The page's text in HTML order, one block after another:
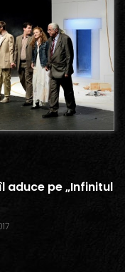
aduce pe „Infinitul